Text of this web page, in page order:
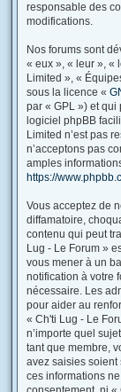
responsable des
modifications.
Nos forums sont
« eux », « leur », «
Limited », «
sous la licence «
par « GPL ») et
logiciel phpBB
Limited n’est pas
n’acceptons pas
amples
https://
Vous acceptez de
diffamatoire,
contenu qui peut
Lug - Le Forum »
vous mener à un
notification à votre
nécessaire. Les
pour aider au
« Ch'ti Lug - Le
n’importe quel
tant que membre,
avez saisies soient
ces informations